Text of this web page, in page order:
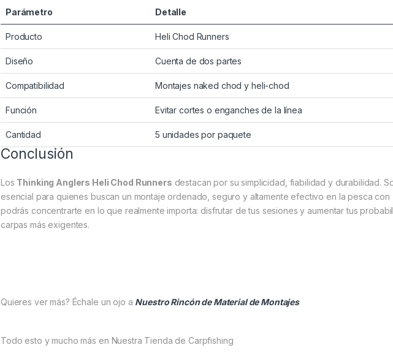
Parámetro Detalle
Producto Heli Chod Runners
Diseño Cuenta de dos partes
Compatibilidad Montajes naked chod y heli-chod
Función Evitar cortes o enganches de la línea
Cantidad 5 unidades por paquete
Conclusión
Los Thinking Anglers Heli Chod Runners destacan por su simplicidad, fiabilidad y durabilidad.
esencial para quienes buscan un montaje ordenado, seguro y altamente efectivo en la pesca con
podrás concentrarte en lo que realmente importa: disfrutar de tus sesiones y aumentar tus
carpas más exigentes.
Quieres ver más? Échale un ojo a Nuestro Rincón de Material de Montajes
Todo esto y mucho más en Nuestra Tienda de Carpfishing